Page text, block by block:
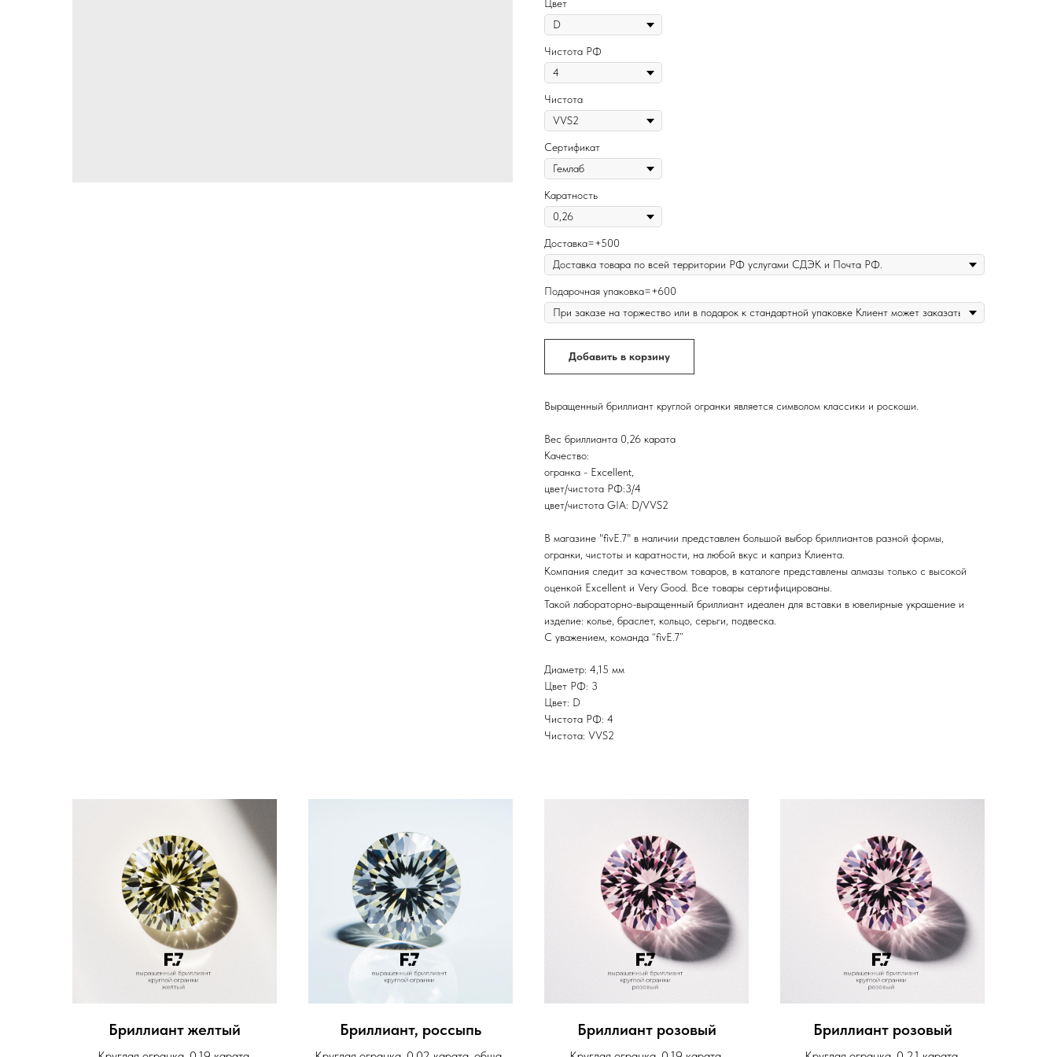
Цвет
Чистота РФ
Чистота
Сертификат
Каратность
Доставка=+500
Подарочная упаковка=+600
Добавить в корзину
Выращенный бриллиант круглой огранки является символом классики и роскоши.
Вес бриллианта 0,26 карата
Качество:
огранка - Excellent,
цвет/чистота РФ:3/4
цвет/чистота GIA: D/VVS2
В магазине "fivE.7" в наличии представлен большой выбор бриллиантов разной формы,
огранки, чистоты и каратности, на любой вкус и каприз Клиента.
Компания следит за качеством товаров, в каталоге представлены алмазы только с высокой
оценкой Excellent и Very Good. Все товары сертифицированы.
Такой лабораторно-выращенный бриллиант идеален для вставки в ювелирные украшение и
изделие: колье, браслет, кольцо, серьги, подвеска.
С уважением, команда “fivE.7”
Диаметр: 4,15 мм
Цвет РФ: 3
Цвет: D
Чистота РФ: 4
Чистота: VVS2
Бриллиант желтый Бриллиант, россыпь Бриллиант розовый Бриллиант розовый